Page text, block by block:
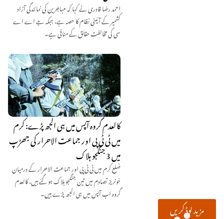
احمد رضا قادری نے کہا کہ مہاجرین کی نمائندگی آزاد
کشمیر کے آئینی نظام کا حصہ ہے، جبکہ جے اے اے
سی کی مخالفت حقائق کے منافی ہے۔
کالعدم گروہ آپس میں ہی الجھ پڑے: کرم
میں ٹی ٹی پی اور جماعت الاحرار کی جھڑپ
میں 3 جنگجو ہلاک
ضلع کرم میں ٹی ٹی پی اور جماعت الاحرار کے درمیان
خونریز تصادم میں تین جنگجو ہلاک ہو گئے ہیں، کالعدم
گروہ اب آپس میں ہی الجھ پڑے ہیں۔
مزید لوڈ کریں